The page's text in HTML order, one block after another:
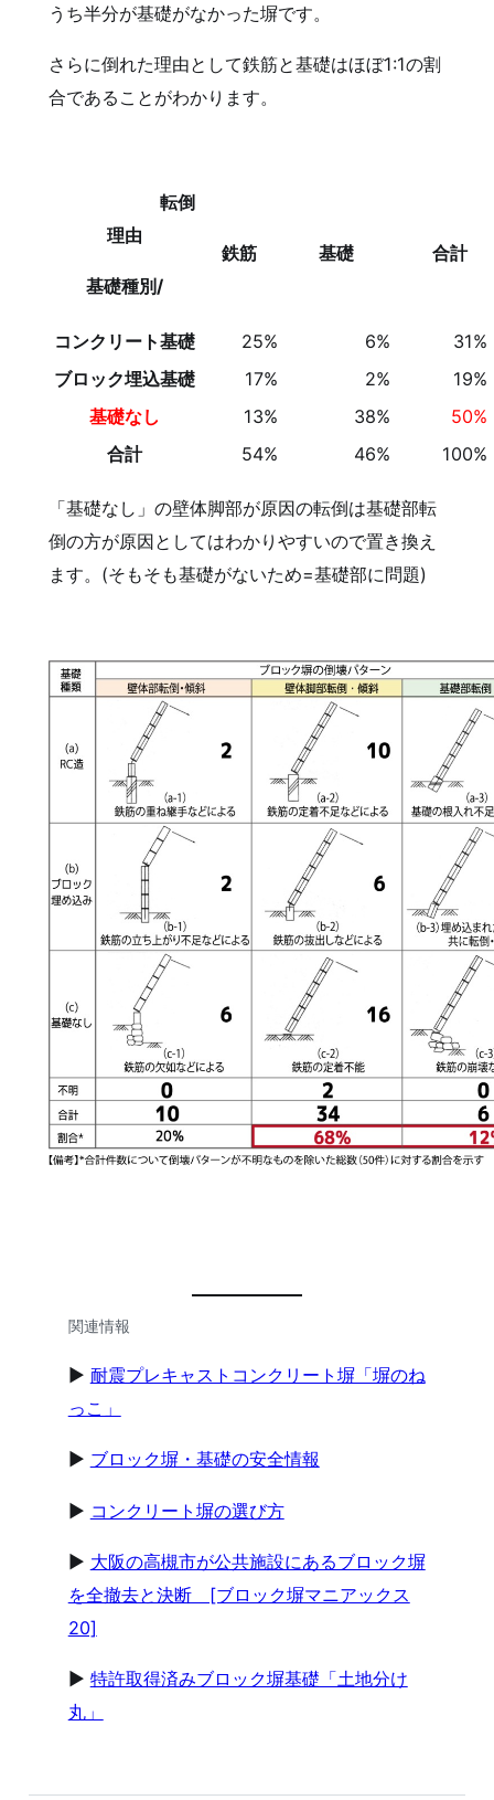
うち半分が基礎がなかった塀です。
さらに倒れた理由として鉄筋と基礎はほぼ1:1の割
合であることがわかります。
転倒
理由
基礎種別/
鉄筋 基礎 合計
コンクリート基礎 25% 6%
31%
ブロック埋込基礎
17% 2%
19%
基礎なし
13% 38%
50%
合計
54% 46% 100%
「基礎なし」の壁体脚部が原因の転倒は基礎部転
倒の方が原因としてはわかりやすいので置き換え
ます。(そもそも基礎がないため=基礎部に問題)
関連情報
▶ 耐震プレキャストコンクリート塀「塀のね
っこ」
▶ ブロック塀・基礎の安全情報
▶ コンクリート塀の選び方
▶ 大阪の高槻市が公共施設にあるブロック塀
を全撤去と決断 [ブロック塀マニアックス
20]
▶ 特許取得済みブロック塀基礎「土地分け
丸」